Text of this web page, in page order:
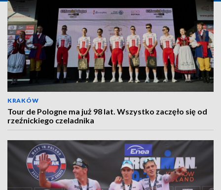
KRAKÓW
Tour de Pologne ma już 98 lat. Wszystko zaczęło się od
rzeźnickiego czeladnika